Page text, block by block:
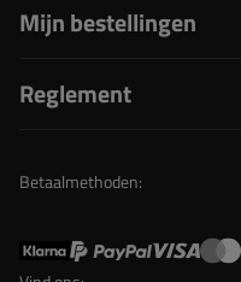
Mijn bestellingen
Reglement
Betaalmethoden: